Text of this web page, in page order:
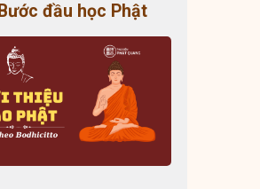
Bước đầu học Phật